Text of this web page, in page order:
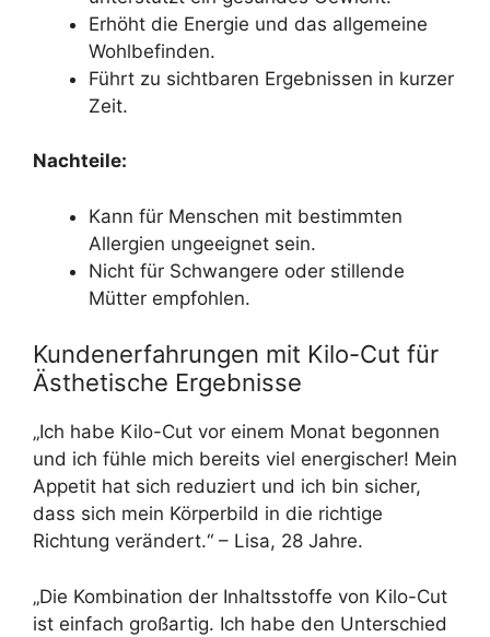
Erhöht die Energie und das allgemeine
Wohlbefinden.
Führt zu sichtbaren Ergebnissen in kurzer
Zeit.
Nachteile:
Kann für Menschen mit bestimmten
Allergien ungeeignet sein.
Nicht für Schwangere oder stillende
Mütter empfohlen.
Kundenerfahrungen mit Kilo-Cut für
Ästhetische Ergebnisse
„Ich habe Kilo-Cut vor einem Monat begonnen
und ich fühle mich bereits viel energischer! Mein
Appetit hat sich reduziert und ich bin sicher,
dass sich mein Körperbild in die richtige
Richtung verändert.“ – Lisa, 28 Jahre.
„Die Kombination der Inhaltsstoffe von Kilo-Cut
ist einfach großartig. Ich habe den Unterschied